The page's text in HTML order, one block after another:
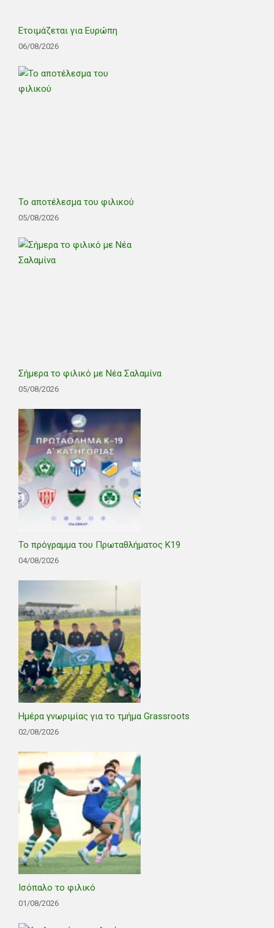
Ετοιμάζεται για Ευρώπη
06/08/2026
Το αποτέλεσμα του φιλικού
05/08/2026
Σήμερα το φιλικό με Νέα Σαλαμίνα
05/08/2026
Το πρόγραμμα του Πρωταθλήματος Κ19
04/08/2026
Ημέρα γνωριμίας για το τμήμα Grassroots
02/08/2026
Ισόπαλο το φιλικό
01/08/2026